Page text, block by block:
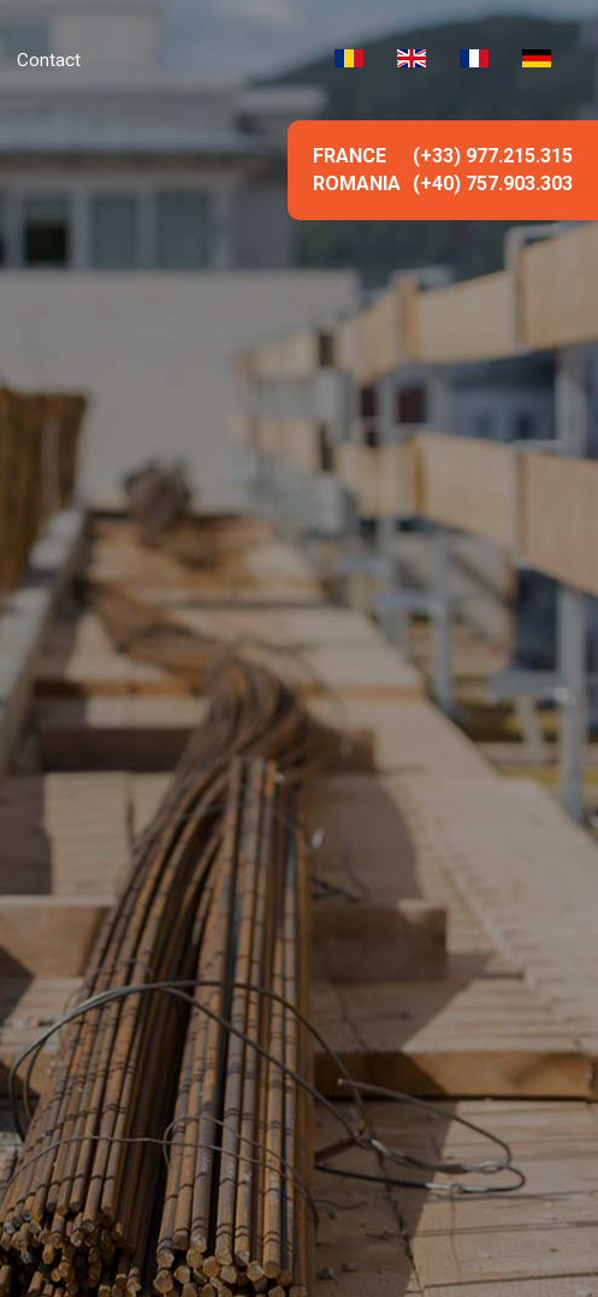
Contact
FRANCE
(+33) 977.215.315
ROMANIA (+40) 757.903.303